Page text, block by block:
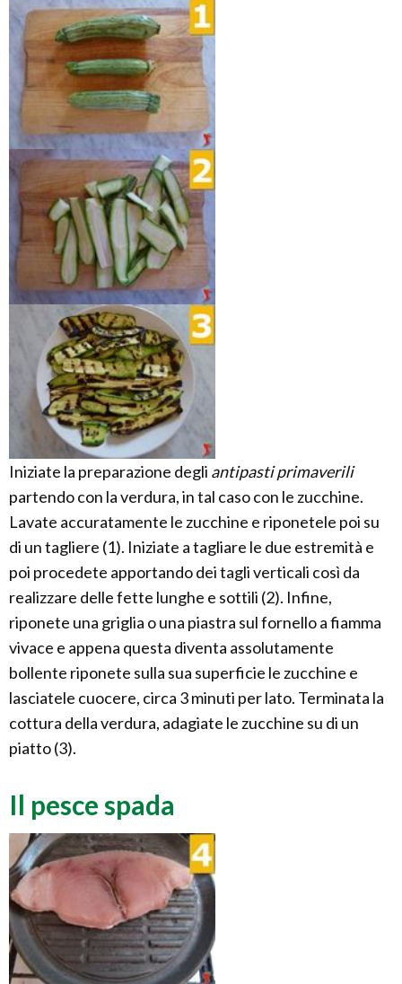
Iniziate la preparazione degli antipasti primaverili
partendo con la verdura, in tal caso con le zucchine.
Lavate accuratamente le zucchine e riponetele poi su
di un tagliere (1). Iniziate a tagliare le due estremità e
poi procedete apportando dei tagli verticali così da
realizzare delle fette lunghe e sottili (2). Infine,
riponete una griglia o una piastra sul fornello a fiamma
vivace e appena questa diventa assolutamente
bollente riponete sulla sua superficie le zucchine e
lasciatele cuocere, circa 3 minuti per lato. Terminata la
cottura della verdura, adagiate le zucchine su di un
piatto (3).
Il pesce spada